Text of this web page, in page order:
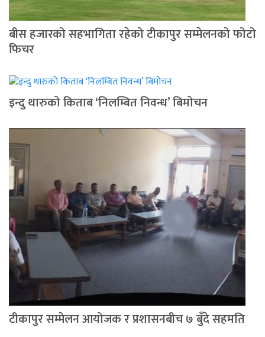
बीस हजारको सहभागिता रहेको टीकापुर सम्मेलनको फोटो
फिचर
इन्दु थारुको किताब ‘निलम्बित निवन्ध’ बिमोचन
टीकापुर सम्मेलन आयोजक र प्रशासनबीच ७ बुँदे सहमति